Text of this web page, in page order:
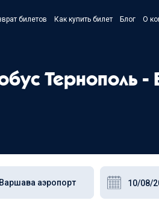
билетов Как купить билет Блог О
Тернополь